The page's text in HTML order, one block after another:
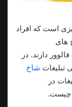
است که افراد
های
دارند. در
تبلیغات شاخ
در
چیست.